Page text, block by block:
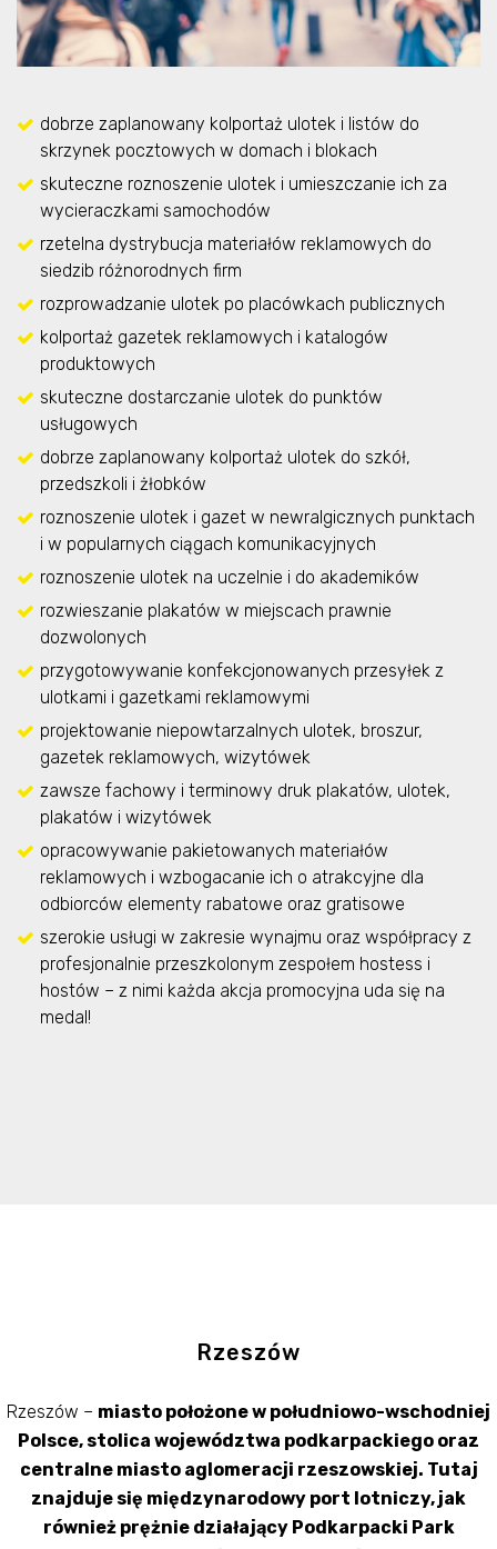
dobrze zaplanowany kolportaż ulotek i listów do
skrzynek pocztowych w domach i blokach
skuteczne roznoszenie ulotek i umieszczanie ich za
wycieraczkami samochodów
rzetelna dystrybucja materiałów reklamowych do
siedzib różnorodnych firm
rozprowadzanie ulotek po placówkach publicznych
kolportaż gazetek reklamowych i katalogów
produktowych
skuteczne dostarczanie ulotek do punktów
usługowych
dobrze zaplanowany kolportaż ulotek do szkół,
przedszkoli i żłobków
roznoszenie ulotek i gazet w newralgicznych punktach
i w popularnych ciągach komunikacyjnych
roznoszenie ulotek na uczelnie i do akademików
rozwieszanie plakatów w miejscach prawnie
dozwolonych
przygotowywanie konfekcjonowanych przesyłek z
ulotkami i gazetkami reklamowymi
projektowanie niepowtarzalnych ulotek, broszur,
gazetek reklamowych, wizytówek
zawsze fachowy i terminowy druk plakatów, ulotek,
plakatów i wizytówek
opracowywanie pakietowanych materiałów
reklamowych i wzbogacanie ich o atrakcyjne dla
odbiorców elementy rabatowe oraz gratisowe
szerokie usługi w zakresie wynajmu oraz współpracy z
profesjonalnie przeszkolonym zespołem hostess i
hostów – z nimi każda akcja promocyjna uda się na
medal!
Rzeszów
Rzeszów – miasto położone w południowo-wschodniej
Polsce, stolica województwa podkarpackiego oraz
centralne miasto aglomeracji rzeszowskiej. Tutaj
znajduje się międzynarodowy port lotniczy, jak
również prężnie działający Podkarpacki Park